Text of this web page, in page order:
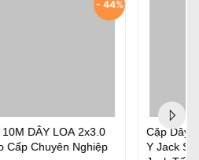
Cặp Dây Bông Sen - Dây
Y Jack Sanke Tốt Tốt Đầu